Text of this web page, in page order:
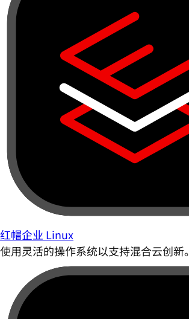
红帽企业 Linux
使用灵活的操作系统以支持混合云创新。